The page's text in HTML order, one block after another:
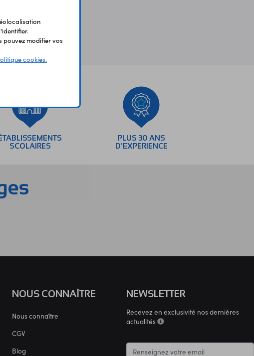
ÉTABLISSEMENTS
SCOLAIRES
PLUS 30 ANS
D’EXPERIENCE
NOUS CONNAÎTRE
Nous connaître
CGV
Blog
NEWSLETTER
Recevez en exclusivité nos dernières
actualités
pouvez modifier vos
cookies.